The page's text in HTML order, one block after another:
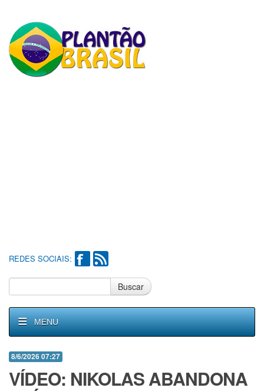
REDES SOCIAIS:
Buscar
MENU
8/6/2026 07:27
VÍDEO: NIKOLAS ABANDONA